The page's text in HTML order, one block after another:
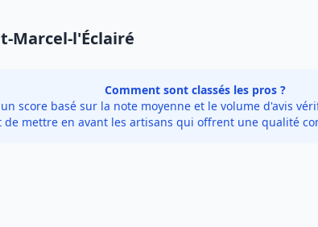
Marcel-l'Éclairé
Comment sont classés les pros ?
score basé sur la note moyenne et le volume d'avis
de mettre en avant les artisans qui offrent une qualité